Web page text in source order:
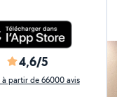
4,6/5
à partir de 66000 avis